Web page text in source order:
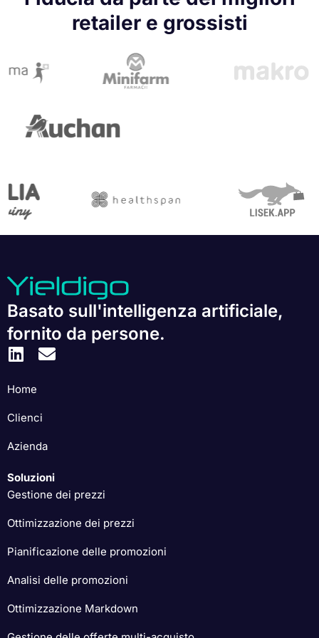
retailer e grossisti
Basato sull'intelligenza artificiale,
fornito da persone.
Home
Clienci
Azienda
Soluzioni
Gestione dei prezzi
Ottimizzazione dei prezzi
Pianificazione delle promozioni
Analisi delle promozioni
Ottimizzazione Markdown